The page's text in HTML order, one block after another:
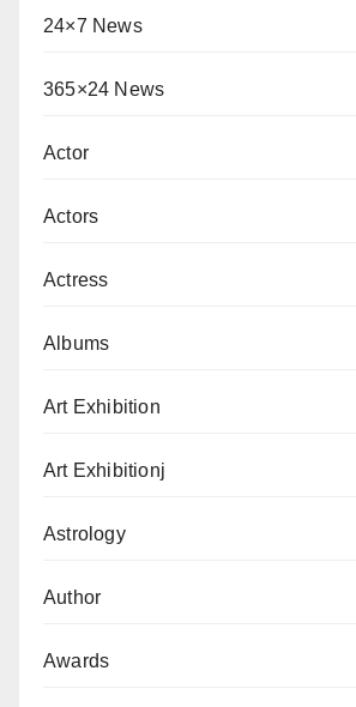
24×7 News
365×24 News
Actor
Actors
Actress
Albums
Art Exhibition
Art Exhibitionj
Astrology
Author
Awards